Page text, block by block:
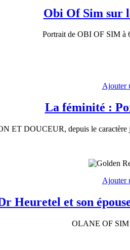
Obi Of Sim sur
Portrait de OBI OF SIM à
Ajouter
La féminité :
ET DOUCEUR, depuis le caractère
Ajouter
Heuretel et son
OLANE OF SIM